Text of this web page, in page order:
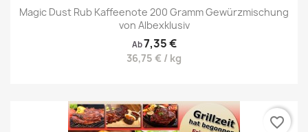
Magic Dust Rub Kaffeenote 200 Gramm Gewürzmischung
von Albexklusiv
Ab7,35 €
36,75 € / kg
favorite_border